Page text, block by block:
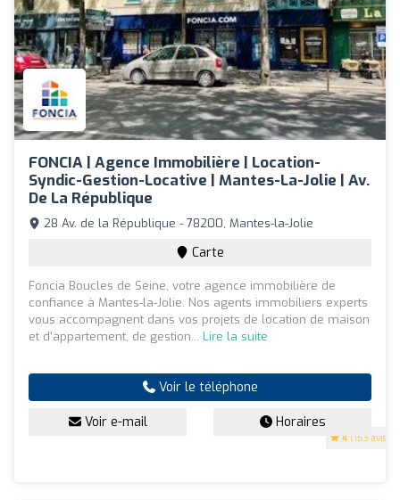
FONCIA | Agence Immobilière | Location-
Syndic-Gestion-Locative | Mantes-La-Jolie | Av.
De La République
4 (153 avis)
28 Av. de la République - 78200, Mantes-la-Jolie
Carte
Foncia Boucles de Seine, votre agence immobilière de
confiance à Mantes-la-Jolie. Nos agents immobiliers experts
vous accompagnent dans vos projets de location de maison
et d'appartement, de gestion... Lire la suite
Voir le téléphone
Voir e-mail Horaires